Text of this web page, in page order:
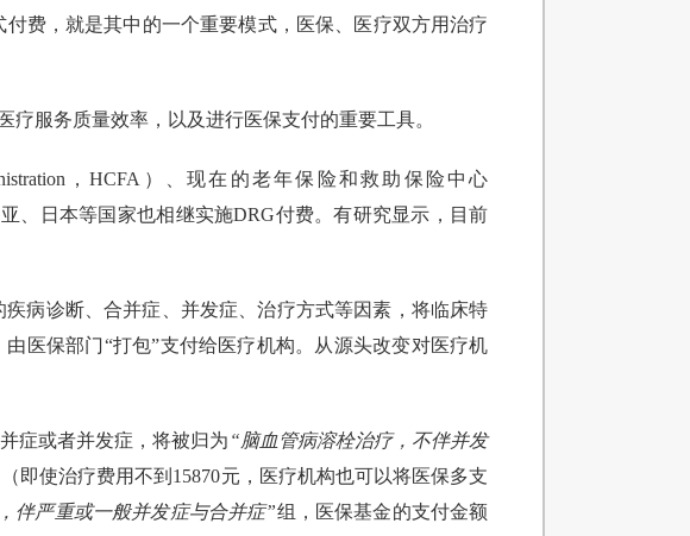
费，就是其中的一个重要模式，医保、医疗双方用治疗
疗服务质量效率，以及进行医保支付的重要工具。
，HCFA）、现在的老年保险和救助保险中心
亚、日本等国家也相继实施DRG付费。有研究显示，目前
病诊断、合并症、并发症、治疗方式等因素，将临床特
医保部门“打包”支付给医疗机构。从源头改变对医疗机
症或者并发症，将被归为 “脑血管病溶栓治疗，不伴并发
即使治疗费用不到15870元，医疗机构也可以将医保多支
伴严重或一般并发症与合并症”组，医保基金的支付金额